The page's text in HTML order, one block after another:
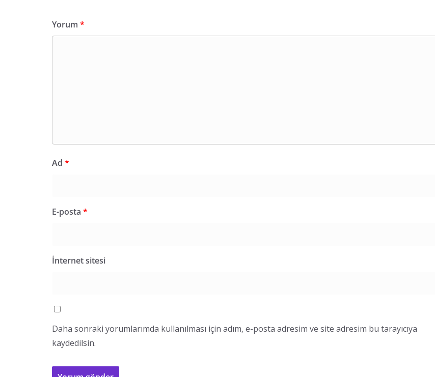
Yorum *
Ad *
E-posta *
İnternet sitesi
Daha sonraki yorumlarımda kullanılması için adım, e-posta adresim ve site adresim bu tarayıcıya
kaydedilsin.